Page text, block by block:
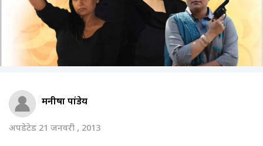
मनीषा पांडेय
अपडेटेड 21 जनवरी , 2013